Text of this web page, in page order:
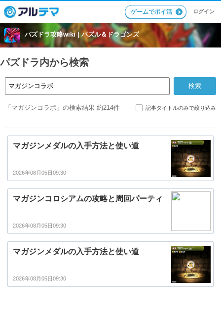
ゲームでポイ活 ログイン
パズドラ攻略wiki |パズル＆ドラゴンズ
パズドラ内から検索
「マガジンコラボ」の検索結果 約214件 記事タイトルのみで絞り込み
マガジンメダルの入手方法と使い道
2026年08月05日09:30
マガジンコロシアムの攻略と周回パーティ
2026年08月05日09:30
マガジンメダルの入手方法と使い道
2026年08月05日09:30